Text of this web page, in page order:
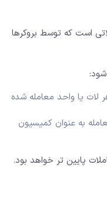
است که توسط بروکرها
لات یا واحد معامله شده
به عنوان کمیسیون
پایین تر خواهد بود.